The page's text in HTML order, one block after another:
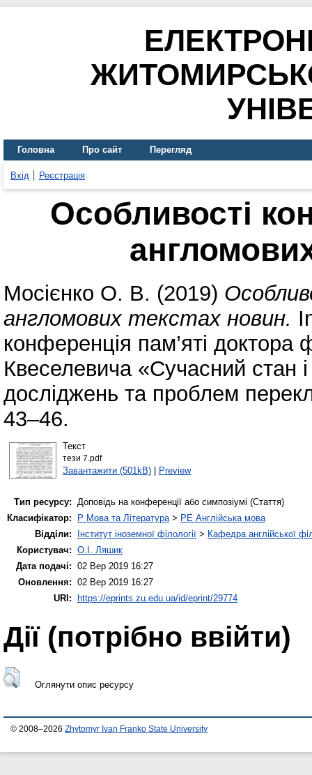
Головна Про сайт Перегляд
Вхід Реєстрація
Особливості
Мосієнко О. В. (2019)
англомових текстах новин.
конференція пам’яті доктора
Квеселевича «Сучасний стан і
досліджень та проблем
43–46.
Текст
тези 7.pdf
Завантажити (501kB)| Preview
Тип ресурсу: Доповідь на конференції або симпозіумі (Стаття)
Класифікатор:
P Мова та Література> PE Англійська мова
Відділи:
Інститут іноземної філології > Кафедра англійської
Користувач: О.І. Ляшик
Дата подачі: 02 Вер 2019 16:27
Оновлення: 02 Вер 2019 16:27
URI:
https://eprints.zu.edu.ua/id/eprint/29774
Дії ​​(потрібно ввійти)
Оглянути опис ресурсу
© 2008–2026 Zhytomyr Ivan Franko State University